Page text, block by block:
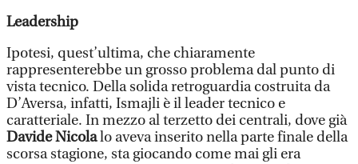
Leadership
Ipotesi, quest’ultima, che chiaramente
rappresenterebbe un grosso problema dal punto di
vista tecnico. Della solida retroguardia costruita da
D’Aversa, infatti, Ismajli è il leader tecnico e
caratteriale. In mezzo al terzetto dei centrali, dove già
Davide Nicolalo aveva inserito nella parte finale della
scorsa stagione, sta giocando come mai gli era